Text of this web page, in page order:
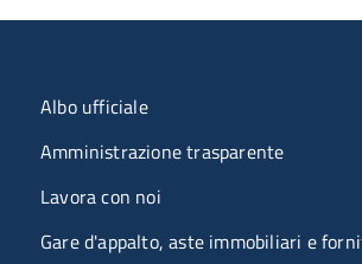
Menu organizzazione
Albo ufficiale
Amministrazione trasparente
Lavora con noi
Gare d'appalto, aste immobiliari e